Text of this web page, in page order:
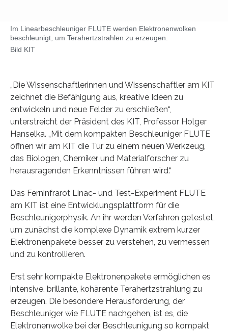
Im Linearbeschleuniger FLUTE werden Elektronenwolken
beschleunigt, um Terahertzstrahlen zu erzeugen.
Bild KIT
„Die Wissenschaftlerinnen und Wissenschaftler am KIT
zeichnet die Befähigung aus, kreative Ideen zu
entwickeln und neue Felder zu erschließen“,
unterstreicht der Präsident des KIT, Professor Holger
Hanselka. „Mit dem kompakten Beschleuniger FLUTE
öffnen wir am KIT die Tür zu einem neuen Werkzeug,
das Biologen, Chemiker und Materialforscher zu
herausragenden Erkenntnissen führen wird.“
Das Ferninfrarot Linac- und Test-Experiment FLUTE
am KIT ist eine Entwicklungsplattform für die
Beschleunigerphysik. An ihr werden Verfahren getestet,
um zunächst die komplexe Dynamik extrem kurzer
Elektronenpakete besser zu verstehen, zu vermessen
und zu kontrollieren.
Erst sehr kompakte Elektronenpakete ermöglichen es
intensive, brillante, kohärente Terahertzstrahlung zu
erzeugen. Die besondere Herausforderung, der
Beschleuniger wie FLUTE nachgehen, ist es, die
Elektronenwolke bei der Beschleunigung so kompakt